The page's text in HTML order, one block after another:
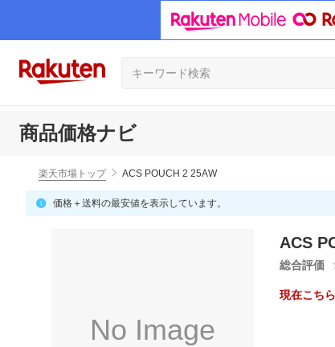
商品価格ナビ
楽天市場トップ ACS POUCH 2 25AW
価格＋送料の最安値を表示しています。
No Image
ACS
総合評価
現在こち